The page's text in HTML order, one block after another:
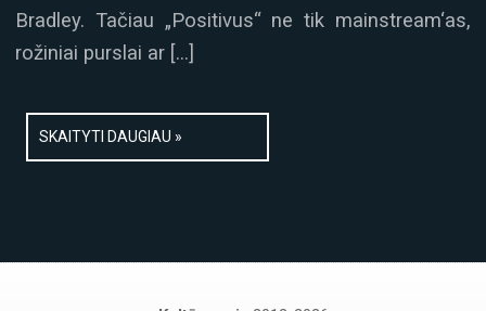
Bradley. Tačiau „Positivus“ ne tik mainstream‘as,
rožiniai purslai ar […]
SKAITYTI DAUGIAU »